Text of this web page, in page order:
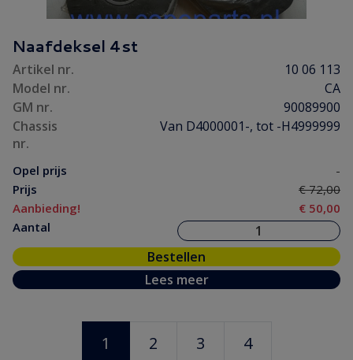
Naafdeksel 4st
Artikel nr.
10 06 113
Model nr.
CA
GM nr.
90089900
Chassis
nr.
Van D4000001-, tot -H4999999
Opel prijs
-
Prijs
€ 72,00
Aanbieding!
€ 50,00
Aantal
Bestellen
Lees meer
1 2 3 4